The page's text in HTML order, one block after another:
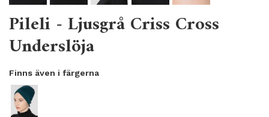
Pileli - Ljusgrå Criss Cross
Underslöja
Finns även i färgerna